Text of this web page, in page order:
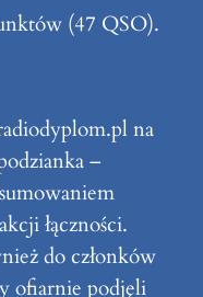
(47 QSO).
na
–
łączności.
do członków
ofiarnie podjęli